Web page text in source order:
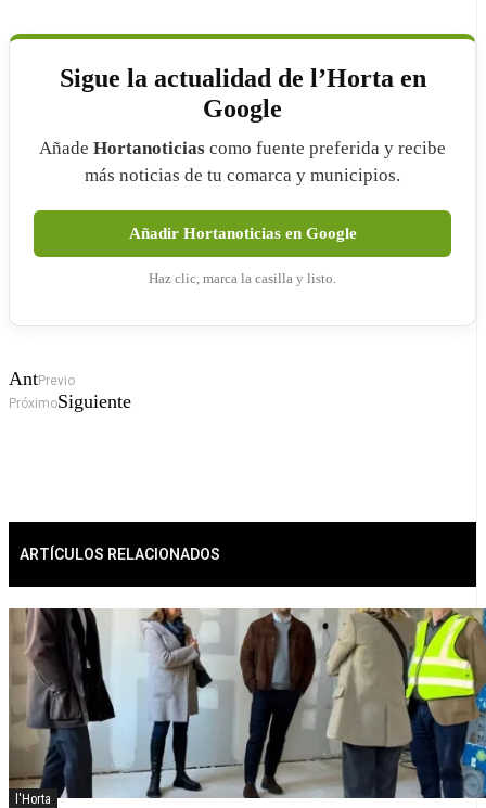
Sigue la actualidad de l’Horta en
Google
Añade Hortanoticias como fuente preferida y recibe
más noticias de tu comarca y municipios.
Añadir Hortanoticias en Google
Haz clic, marca la casilla y listo.
AntPrevio
PróximoSiguiente
ARTÍCULOS RELACIONADOS
l'Horta